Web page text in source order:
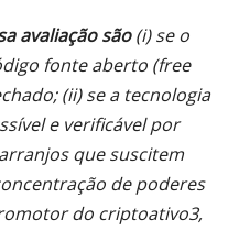
avaliação são(i) se o
fonte aberto (free
(ii) se a tecnologia
e verificável por
que suscitem
de poderes
do criptoativo3,